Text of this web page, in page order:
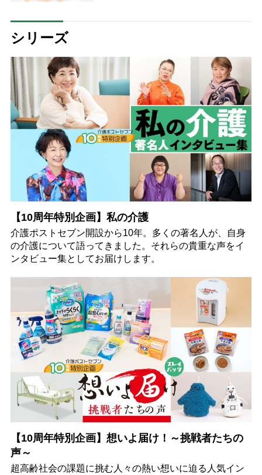
シリーズ
【10周年特別企画】私の介護
介護ポストセブン開設から10年。多くの著名人が、自身
の介護について語ってきました。それらの貴重な声をイ
ンタビュー集としてお届けします。
【10周年特別企画】想いよ届け！～挑戦者たちの
声～
超高齢社会の課題に挑む人々の熱い想いに迫る人気イン